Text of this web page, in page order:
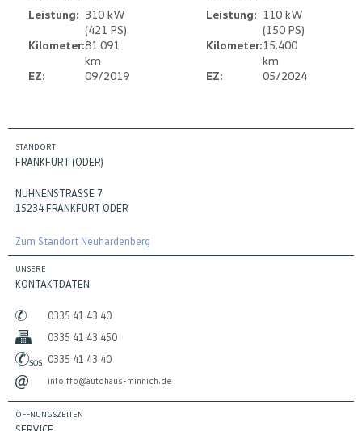
Leistung: 310 kW
(421 PS)
Kilometer:81.091
km
EZ:
09/2019
Leistung: 110 kW
(150 PS)
Kilometer:15.400
km
EZ:
05/2024
STANDORT
FRANKFURT (ODER)
NUHNENSTRASSE 7
15234 FRANKFURT ODER
Zum Standort Neuhardenberg
UNSERE
KONTAKTDATEN
0335 41 43 40
0335 41 43 450
0335 41 43 40
info.ffo@autohaus-minnich.de
ÖFFNUNGSZEITEN